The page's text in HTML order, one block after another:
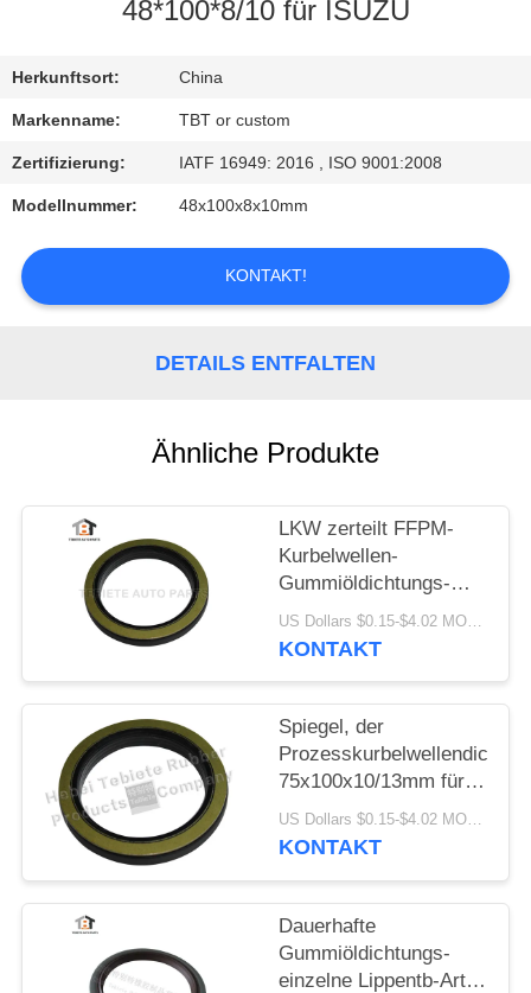
SIE
MIT
UNS
IN
VERBINDUNG
NACHRICHTEN
48*100*8/10 für ISUZU
Herkunftsort: China
Markenname: TBT or custom
Zertifizierung: IATF 16949: 2016 , ISO 9001:2008
Modellnummer: 48x100x8x10mm
KONTAKT!
DETAILS ENTFALTEN
Ähnliche Produkte
LKW zerteilt FFPM-
Kurbelwellen-
Gummiöldichtungs-
Isolierungs-Altern-
Abnutzung beständige
US Dollars $0.15-$4.02 MOQ:10PCS
KONTAKT
Spiegel, der
75x100x10/13mm für
innere Drehöldichtung
Scania-LKW-1409890
US Dollars $0.15-$4.02 MOQ:500pcs
KONTAKT
Dauerhafte
Gummiöldichtungs-
einzelne Lippentb-Art